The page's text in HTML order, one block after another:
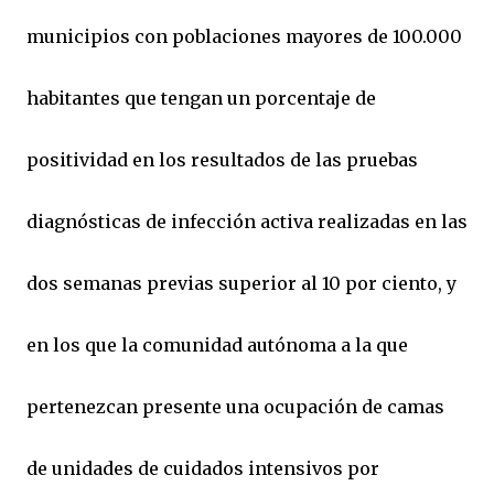
municipios con poblaciones mayores de 100.000
habitantes que tengan un porcentaje de
positividad en los resultados de las pruebas
diagnósticas de infección activa realizadas en las
dos semanas previas superior al 10 por ciento, y
en los que la comunidad autónoma a la que
pertenezcan presente una ocupación de camas
de unidades de cuidados intensivos por